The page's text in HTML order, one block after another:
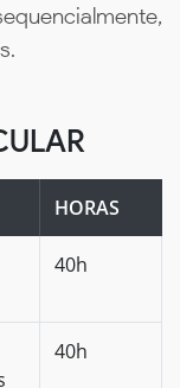
HORAS
40h
40h